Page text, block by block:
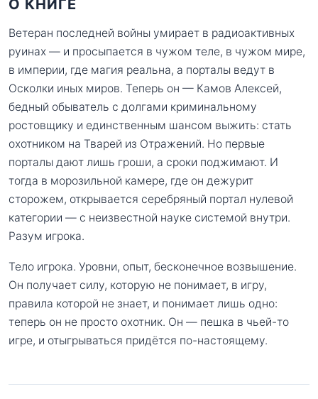
О КНИГЕ
Ветеран последней войны умирает в радиоактивных
руинах — и просыпается в чужом теле, в чужом мире,
в империи, где магия реальна, а порталы ведут в
Осколки иных миров. Теперь он — Камов Алексей,
бедный обыватель с долгами криминальному
ростовщику и единственным шансом выжить: стать
охотником на Тварей из Отражений. Но первые
порталы дают лишь гроши, а сроки поджимают. И
тогда в морозильной камере, где он дежурит
сторожем, открывается серебряный портал нулевой
категории — с неизвестной науке системой внутри.
Разум игрока.
Тело игрока. Уровни, опыт, бесконечное возвышение.
Он получает силу, которую не понимает, в игру,
правила которой не знает, и понимает лишь одно:
теперь он не просто охотник. Он — пешка в чьей-то
игре, и отыгрываться придётся по-настоящему.